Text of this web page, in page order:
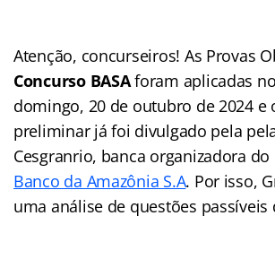
Atenção, concurseiros! As Provas
Concurso BASAforam aplicadas
domingo, 20 de outubro de 2024 e
preliminar já foi divulgado pela
Cesgranrio, banca organizadora
Banco da Amazônia S.A. Por isso,
uma análise de questões passíveis